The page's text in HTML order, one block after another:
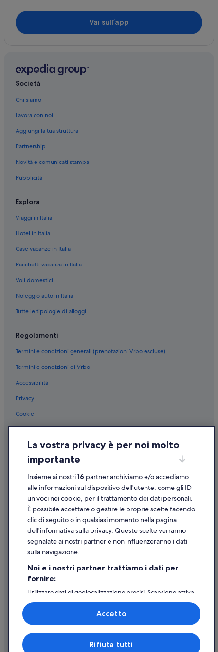
Vai sull’app
Società
Chi siamo
Lavora con noi
Aggiungi la tua struttura
Partnership
Novità e comunicati stampa
Pubblicità
Esplora
Viaggi in Italia
Hotel in Italia
Case vacanze in Italia
Pacchetti vacanza in Italia
Voli domestici
Noleggio auto in Italia
Tutte le tipologie di alloggi
Regolamenti
Termini e condizioni generali (prenotazioni Vrbo escluse)
Termini e condizioni di Vrbo
Accessibilità
Privacy
Cookie
Condizioni per l'utilizzo
Informazioni legali/Contatti
Linee guida sui contenuti e segnalazione dei contenuti
Supporto
Assistenza clienti
Contattaci
Come cancellare un volo
Come modificare la prenotazione di un hotel o una casa vacanze
Utilizzare un coupon Expedia
Documenti per i viaggi internazionali
© 2026 Expedia, Inc., una società di Expedia Group. Tutti i diritti riservati.
La vostra privacy è per noi molto
importante
Insieme ai nostri16 partner archiviamo e/o accediamo
alle informazioni sul dispositivo dell'utente, come gli ID
univoci nei cookie, per il trattamento dei dati personali.
È possibile accettare o gestire le proprie scelte facendo
clic di seguito o in qualsiasi momento nella pagina
dell'informativa sulla privacy. Queste scelte verranno
segnalate ai nostri partner e non influenzeranno i dati
sulla navigazione.
Noi e i nostri partner trattiamo i dati per
fornire:
Utilizzare dati di geolocalizzazione precisi. Scansione attiva
delle caratteristiche del dispositivo ai fini
dell’identificazione. Archiviare informazioni su dispositivo
e/o accedervi. Pubblicità e contenuti personalizzati,
misurazione delle prestazioni dei contenuti e degli
annunci, ricerche sul pubblico, sviluppo di servizi.
Elenco dei partner (fornitori)
Rifiuta tutti
Accetto